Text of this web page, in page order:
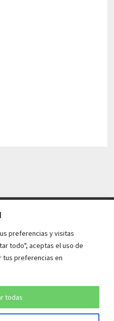
preferencias y visitas
todo", aceptas el uso de
tus preferencias en
todas